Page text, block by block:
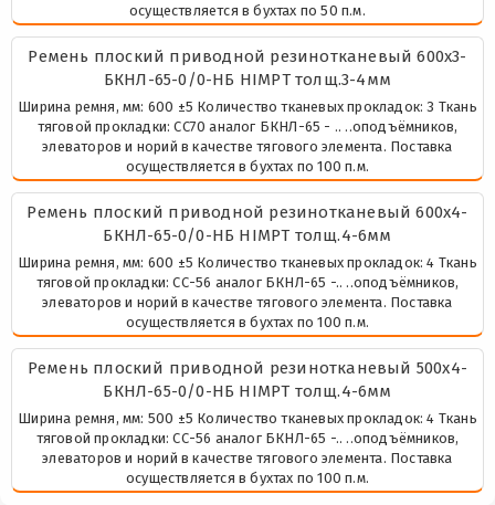
осуществляется в бухтах по 50 п.м.
Ремень плоский приводной резинотканевый 600х3-
БКНЛ-65-0/0-НБ HIMPT толщ.3-4мм
Ширина ремня, мм: 600 ±5 Количество тканевых прокладок: 3 Ткань
тяговой прокладки: СС70 аналог БКНЛ-65 - .. ..оподъёмников,
элеваторов и норий в качестве тягового элемента. Поставка
осуществляется в бухтах по 100 п.м.
Ремень плоский приводной резинотканевый 600х4-
БКНЛ-65-0/0-НБ HIMPT толщ.4-6мм
Ширина ремня, мм: 600 ±5 Количество тканевых прокладок: 4 Ткань
тяговой прокладки: СС-56 аналог БКНЛ-65 -.. ..оподъёмников,
элеваторов и норий в качестве тягового элемента. Поставка
осуществляется в бухтах по 100 п.м.
Ремень плоский приводной резинотканевый 500х4-
БКНЛ-65-0/0-НБ HIMPT толщ.4-6мм
Ширина ремня, мм: 500 ±5 Количество тканевых прокладок: 4 Ткань
тяговой прокладки: СС-56 аналог БКНЛ-65 -.. ..оподъёмников,
элеваторов и норий в качестве тягового элемента. Поставка
осуществляется в бухтах по 100 п.м.